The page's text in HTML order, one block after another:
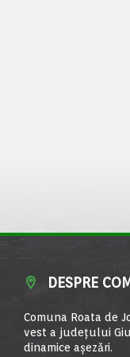
DESPRE
Comuna Roata de
vest a judeţului
dinamice aşezări.